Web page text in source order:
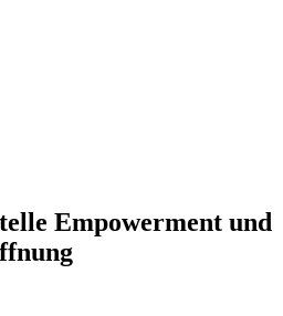
Empowerment und